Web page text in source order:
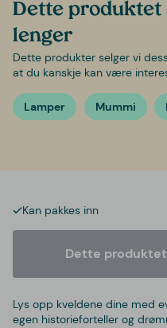
Dette produktet
lenger
Dette produkter selger vi
at du kanskje kan være
Lamper Mummi
Kan pakkes inn
Dette
Lys opp kveldene dine med
egen historieforteller og